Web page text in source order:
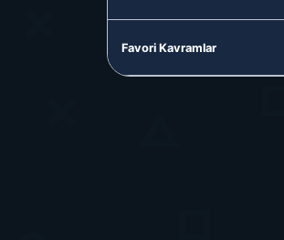
Favori Kavramlar